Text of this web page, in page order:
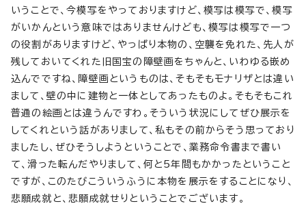
いうことで、今模写をやっておりますけど、模写は模写で、模写
がいかんという意味ではありませんけども、模写は模写で一つ
の役割がありますけど、やっぱり本物の、空襲を免れた、先人が
残しておいてくれた旧国宝の障壁画をちゃんと、いわゆる嵌め
込んでですね、障壁画というものは、そもそもモナリザとは違い
まして、壁の中に建物と一体としてあったものよ。そもそもこれ
普通の絵画とは違うんですわ。そういう状況にしてぜひ展示を
してくれという話がありまして、私もその前からそう思っており
ましたし、ぜひそうしようということで、業務命令書まで書い
て、滑った転んだやりまして、何と5年間もかかったということ
ですが、このたびこういうふうに本物を展示をすることになり、
悲願成就と、悲願成就せりということでございます。